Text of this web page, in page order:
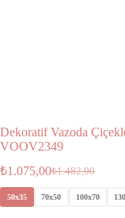
Dekoratif Vazoda
VOOV2349
₺1.482,00
₺1.075,00
50x35 70x50 100x70